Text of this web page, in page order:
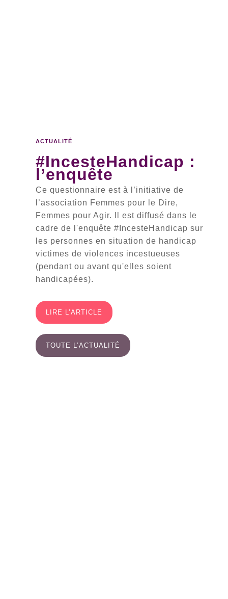
ACTUALITÉ
#IncesteHandicap :
l’enquête
Ce questionnaire est à l’initiative de
l’association Femmes pour le Dire,
Femmes pour Agir. Il est diffusé dans le
cadre de l'enquête #IncesteHandicap sur
les personnes en situation de handicap
victimes de violences incestueuses
(pendant ou avant qu'elles soient
handicapées).
LIRE L’ARTICLE
TOUTE L’ACTUALITÉ